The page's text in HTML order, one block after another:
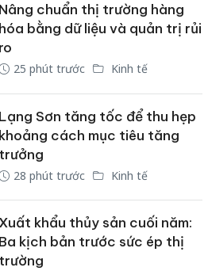
Nâng chuẩn thị trường hàng
hóa bằng dữ liệu và quản trị rủi
ro
25 phút trước Kinh tế
Lạng Sơn tăng tốc để thu hẹp
khoảng cách mục tiêu tăng
trưởng
28 phút trước Kinh tế
Xuất khẩu thủy sản cuối năm:
Ba kịch bản trước sức ép thị
trường